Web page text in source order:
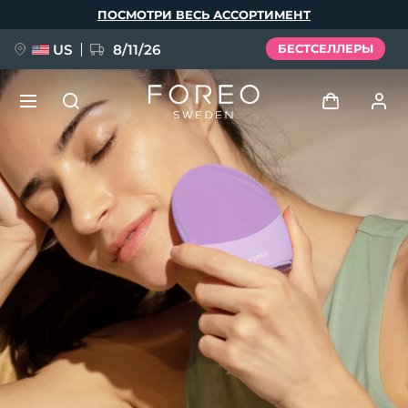
ПОСМОТРИ ВЕСЬ АССОРТИМЕНТ
US 8/11/26 БЕСТСЕЛЛЕРЫ
Профиль пользователя
Мои приборы
Мои заказы
Мои адреса
Мои подписки
НОВИНКА
FAQ™ Pure Beauty-Tech Elixir
BREAKING NEWS
issa™ Teeth Whitening Set
Язык
English Deutsch
Español
Français
Italiano
Português
Svenska
Русский
Türkçe
简体中文 繁體中文